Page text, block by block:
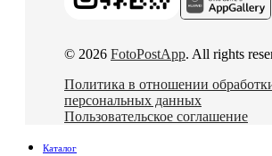
© 2026 FotoPostApp. All rights
Политика в отношении
персональных данных
Пользовательское соглашение
Каталог